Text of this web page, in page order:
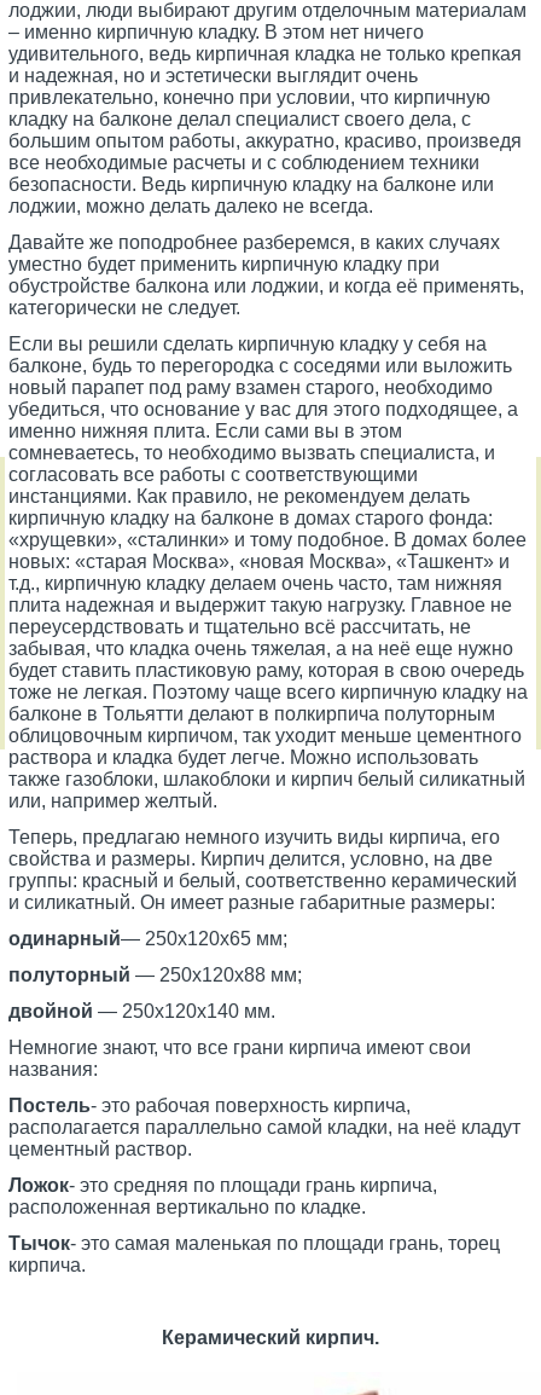
лоджии, люди выбирают другим отделочным материалам
– именно кирпичную кладку. В этом нет ничего
удивительного, ведь кирпичная кладка не только крепкая
и надежная, но и эстетически выглядит очень
привлекательно, конечно при условии, что кирпичную
кладку на балконе делал специалист своего дела, с
большим опытом работы, аккуратно, красиво, произведя
все необходимые расчеты и с соблюдением техники
безопасности. Ведь кирпичную кладку на балконе или
лоджии, можно делать далеко не всегда.
Давайте же поподробнее разберемся, в каких случаях
уместно будет применить кирпичную кладку при
обустройстве балкона или лоджии, и когда её применять,
категорически не следует.
Если вы решили сделать кирпичную кладку у себя на
балконе, будь то перегородка с соседями или выложить
новый парапет под раму взамен старого, необходимо
убедиться, что основание у вас для этого подходящее, а
именно нижняя плита. Если сами вы в этом
сомневаетесь, то необходимо вызвать специалиста, и
согласовать все работы с соответствующими
инстанциями. Как правило, не рекомендуем делать
кирпичную кладку на балконе в домах старого фонда:
«хрущевки», «сталинки» и тому подобное. В домах более
новых: «старая Москва», «новая Москва», «Ташкент» и
т.д., кирпичную кладку делаем очень часто, там нижняя
плита надежная и выдержит такую нагрузку. Главное не
переусердствовать и тщательно всё рассчитать, не
забывая, что кладка очень тяжелая, а на неё еще нужно
будет ставить пластиковую раму, которая в свою очередь
тоже не легкая. Поэтому чаще всего кирпичную кладку на
балконе в Тольятти делают в полкирпича полуторным
облицовочным кирпичом, так уходит меньше цементного
раствора и кладка будет легче. Можно использовать
также газоблоки, шлакоблоки и кирпич белый силикатный
или, например желтый.
Теперь, предлагаю немного изучить виды кирпича, его
свойства и размеры. Кирпич делится, условно, на две
группы: красный и белый, соответственно керамический
и силикатный. Он имеет разные габаритные размеры:
одинарный— 250х120х65 мм;
полуторный — 250х120х88 мм;
двойной — 250х120х140 мм.
Немногие знают, что все грани кирпича имеют свои
названия:
Постель- это рабочая поверхность кирпича,
располагается параллельно самой кладки, на неё кладут
цементный раствор.
Ложок- это средняя по площади грань кирпича,
расположенная вертикально по кладке.
Тычок- это самая маленькая по площади грань, торец
кирпича.
Керамический кирпич.